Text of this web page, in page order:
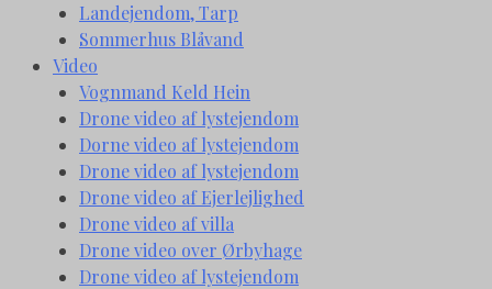
Landejendom, Tarp
Sommerhus Blåvand
Video
Vognmand Keld Hein
Drone video af lystejendom
Dorne video af lystejendom
Drone video af lystejendom
Drone video af Ejerlejlighed
Drone video af villa
Drone video over Ørbyhage
Drone video af lystejendom